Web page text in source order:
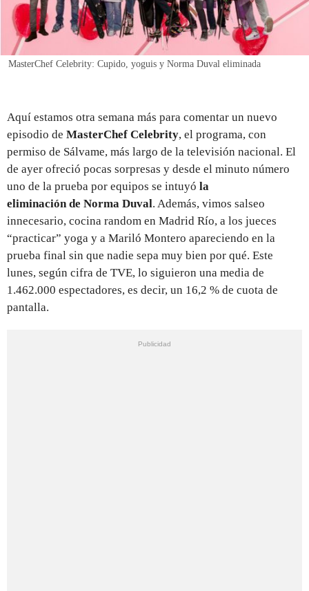
MasterChef Celebrity: Cupido, yoguis y Norma Duval eliminada
Aquí estamos otra semana más para comentar un nuevo
episodio de MasterChef Celebrity, el programa, con
permiso de Sálvame, más largo de la televisión nacional. El
de ayer ofreció pocas sorpresas y desde el minuto número
uno de la prueba por equipos se intuyó la
eliminación de Norma Duval. Además, vimos salseo
innecesario, cocina random en Madrid Río, a los jueces
“practicar” yoga y a Mariló Montero apareciendo en la
prueba final sin que nadie sepa muy bien por qué. Este
lunes, según cifra de TVE, lo siguieron una media de
1.462.000 espectadores, es decir, un 16,2 % de cuota de
pantalla.